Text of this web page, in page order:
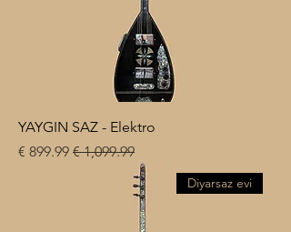
YAYGIN SAZ - Elektro
سعر عادي سعر البيع
Diyarsaz evi